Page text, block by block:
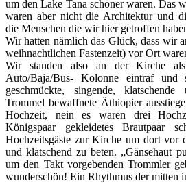
um den Lake Tana schöner waren. Das
waren aber nicht die Architektur und
die Menschen die wir hier getroffen
Wir hatten nämlich das Glück, dass wir
weihnachtlichen Fastenzeit) vor Ort
Wir standen also an der Kirche
Auto/Baja/Bus- Kolonne eintraf und
geschmückte, singende,
Trommel bewaffnete Äthiopier
Hochzeit, nein es waren drei
Königspaar gekleidetes Brautpaar
Hochzeitsgäste zur Kirche um dort vor
und klatschend zu beten. „Gänsehaut
um den Takt vorgebenden Trommler
wunderschön! Ein Rhythmus der mitten